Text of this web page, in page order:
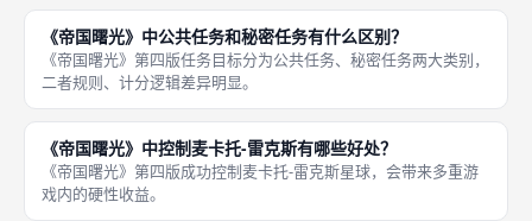
《帝国曙光》中公共任务和秘密任务有什么区别？
《帝国曙光》第四版任务目标分为公共任务、秘密任务两大类别，
二者规则、计分逻辑差异明显。
《帝国曙光》中控制麦卡托‑雷克斯有哪些好处？
《帝国曙光》第四版成功控制麦卡托‑雷克斯星球，会带来多重游
戏内的硬性收益。